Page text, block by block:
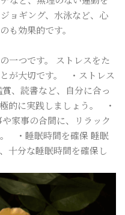
ョギング、水泳など、心
も効果的です。
一つです。 ストレスをた
が大切です。 ・ストレス
、読書など、自分に合っ
的に実践しましょう。 ・
家事の合間に、リラック
・睡眠時間を確保 睡眠
十分な睡眠時間を確保し